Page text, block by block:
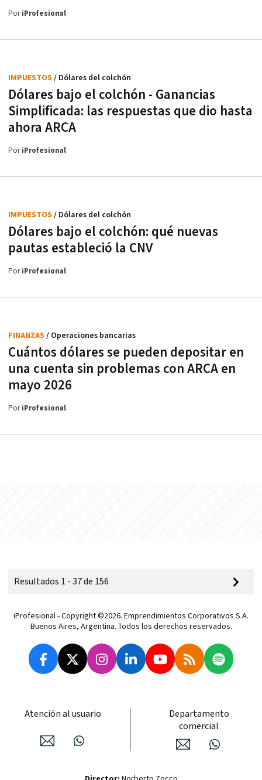
PoriProfesional
Dólares bajo el colchón - Ganancias
Simplificada: las respuestas que dio hasta
ahora ARCA
IMPUESTOS / Dólares del colchón
PoriProfesional
Dólares bajo el colchón: qué nuevas
pautas estableció la CNV
IMPUESTOS / Dólares del colchón
PoriProfesional
Cuántos dólares se pueden depositar en
una cuenta sin problemas con ARCA en
mayo 2026
FINANZAS / Operaciones bancarias
PoriProfesional
Resultados 1 - 37 de 156
iProfesional - Copyright ©2026. Emprendimientos Corporativos S.A.
Buenos Aires, Argentina. Todos los derechos reservados.
Atención al usuario
Departamento
comercial